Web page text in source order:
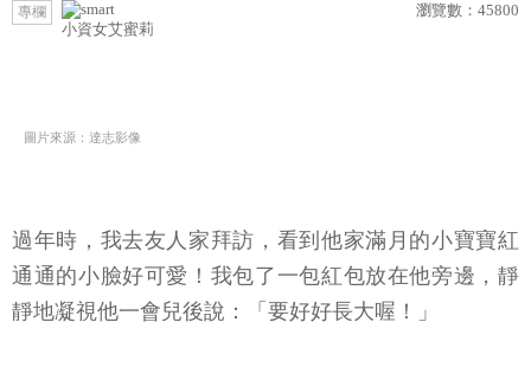
專欄
小資女艾蜜莉
瀏覽數： 45800
圖片來源：達志影像
過年時，我去友人家拜訪，看到他家滿月的小寶寶紅
通通的小臉好可愛！我包了一包紅包放在他旁邊，靜
靜地凝視他一會兒後說：「要好好長大喔！」